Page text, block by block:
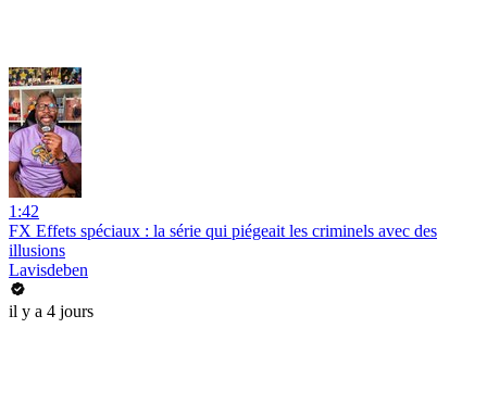
1:42
FX Effets spéciaux : la série qui piégeait les criminels avec des
illusions
Lavisdeben
il y a 4 jours